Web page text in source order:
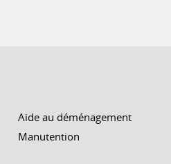
Aide au déménagement
Manutention